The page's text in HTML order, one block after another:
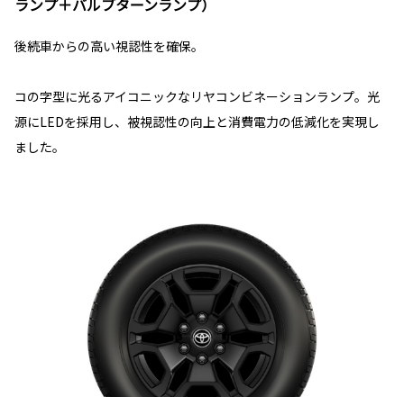
ランプ＋バルブターンランプ）
後続車からの高い視認性を確保。
コの字型に光るアイコニックなリヤコンビネーションランプ。光
源にLEDを採用し、被視認性の向上と消費電力の低減化を実現し
ました。